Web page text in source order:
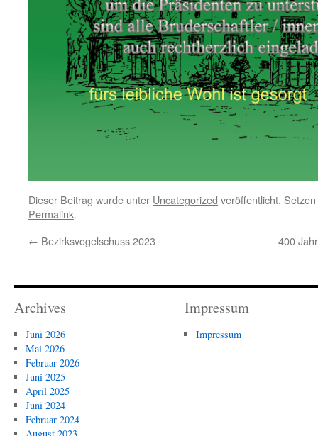
Dieser Beitrag wurde unter Uncategorized veröffentlicht.
Permalink.
← Bezirksvogelschuss 2023 400
Archives
Juni 2026
Mai 2026
Februar 2026
Juni 2025
April 2025
Juni 2024
Februar 2024
Impressum
Impressum